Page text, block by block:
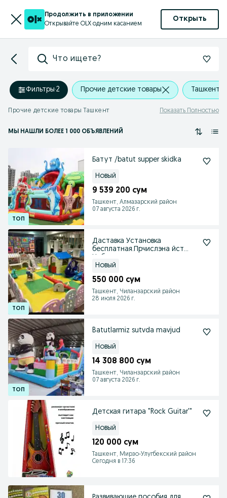
Продолжить в приложении
Открывайте OLX одним касанием
Открыть
Что ищете?
Фильтры·2 Прочие детские товары Ташкент
Прочие детские товары Ташкент Показать Полностью
МЫ НАШЛИ БОЛЕЕ 1 000 ОБЪЯВЛЕНИЙ
Батут /batut supper skidka
Новый
9 539 200 сум
Ташкент, Алмазарский район
07 августа 2026 г.
Даставка Установка
бесплатная.Прчислэна йст
Новый
550 000 сум
Ташкент, Чиланзарский район
28 июля 2026 г.
Batutlarmiz sutvda mavjud
Новый
14 308 800 сум
Ташкент, Чиланзарский район
07 августа 2026 г.
Детская гитара "Rock Guitar'"
Новый
120 000 сум
Ташкент, Мирзо-Улугбекский район
Сегодня в 17:36